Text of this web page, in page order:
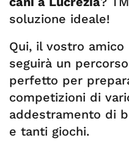
soluzione ideale!
Qui, il vostro
seguirà un
perfetto per
competizioni di
addestramento di
e tanti giochi.